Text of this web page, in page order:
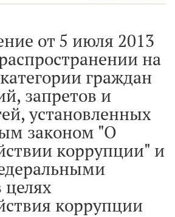
от 5 июля 2013
на
граждан
запретов и
установленных
законом "О
коррупции" и
целях
коррупции